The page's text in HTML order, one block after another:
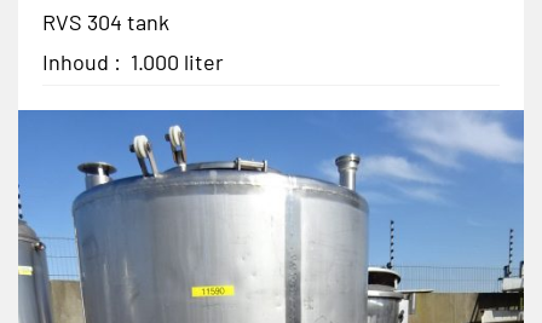
RVS 304 tank
Inhoud : 1.000 liter